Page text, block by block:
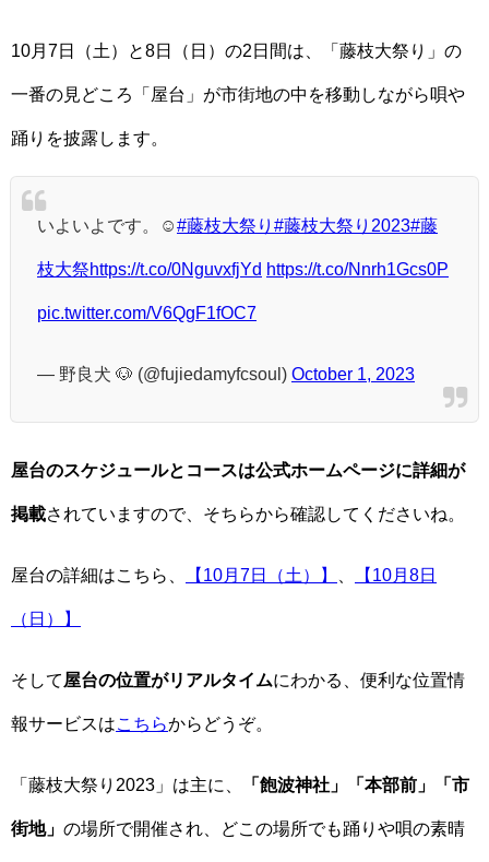
10月7日（土）と8日（日）の2日間は、「藤枝大祭り」の
一番の見どころ「屋台」が市街地の中を移動しながら唄や
踊りを披露します。
いよいよです。☺️#藤枝大祭り #藤枝大祭り2023#藤
枝大祭https://t.co/0NguvxfjYd https://t.co/Nnrh1Gcs0P
pic.twitter.com/V6QgF1fOC7
— 野良犬 🐶 (@fujiedamyfcsoul) October 1, 2023
屋台のスケジュールとコースは公式ホームページに詳細が
掲載されていますので、そちらから確認してくださいね。
屋台の詳細はこちら、 【10月7日（土）】 【10月8日
（日）】
そして屋台の位置がリアルタイムにわかる、便利な位置情
報サービスはこちらからどうぞ。
「藤枝大祭り2023」は主に、 「飽波神社」「本部前」「市
街地」 の場所で開催され、どこの場所でも踊りや唄の素晴